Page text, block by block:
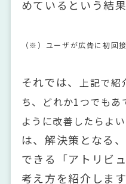
めているという結
（※）ユーザが広告に初回
それでは、
上記で
ち、
どれか1つでもあ
ように改善したらよ
は、解決策となる
できる「アトリビ
考え方を紹介します